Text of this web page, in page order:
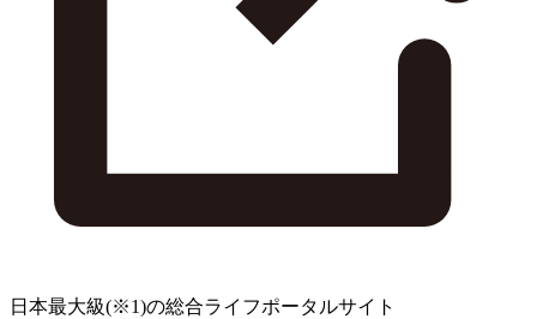
日本最大級(※1)の総合ライフポータルサイト